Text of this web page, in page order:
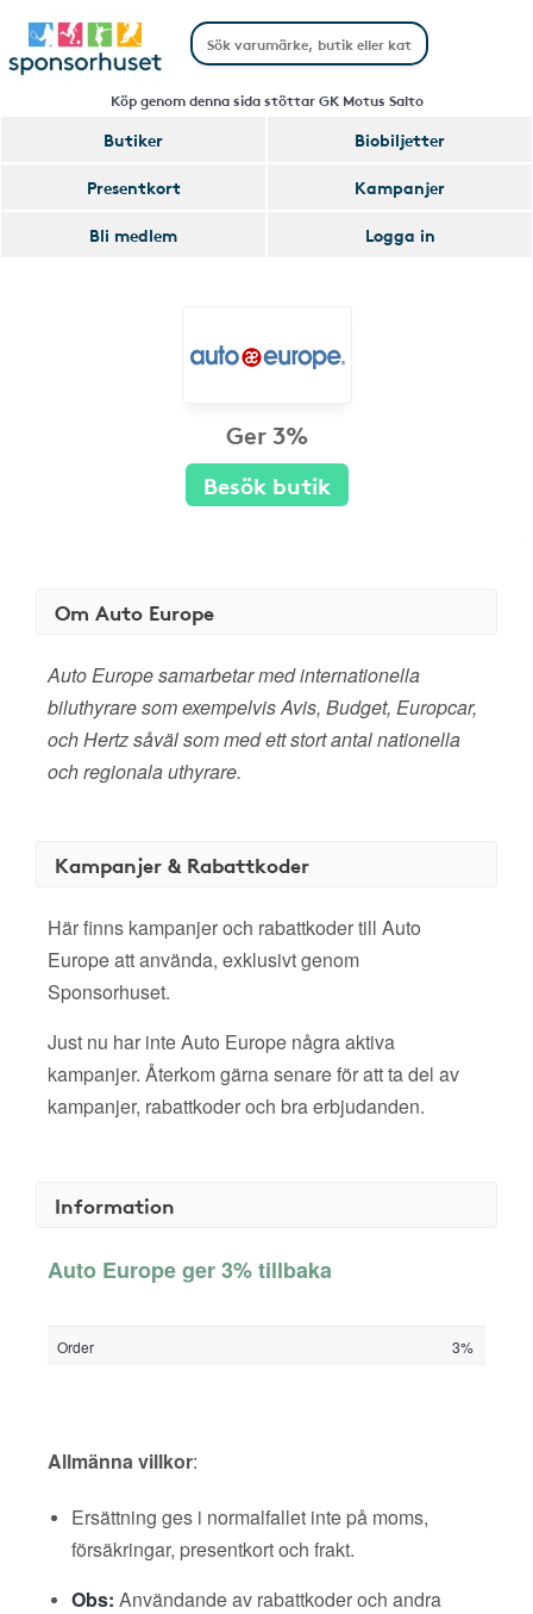
Köp genom denna sida stöttar GK Motus Salto
Butiker
Biobiljetter
Presentkort
Kampanjer
Bli medlem
Logga in
Ger 3%
Besök butik
Om Auto Europe
Auto Europe samarbetar med internationella
biluthyrare som exempelvis Avis, Budget, Europcar,
och Hertz såväl som med ett stort antal nationella
och regionala uthyrare.
Kampanjer & Rabattkoder
Här finns kampanjer och rabattkoder till Auto
Europe att använda, exklusivt genom
Sponsorhuset.
Just nu har inte Auto Europe några aktiva
kampanjer. Återkom gärna senare för att ta del av
kampanjer, rabattkoder och bra erbjudanden.
Information
Auto Europe ger 3% tillbaka
Order 3%
Allmänna villkor:
Ersättning ges i normalfallet inte på moms,
försäkringar, presentkort och frakt.
Obs: Användande av rabattkoder och andra